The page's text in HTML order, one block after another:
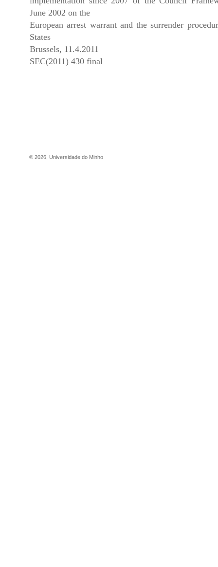
June 2002 on the
European arrest warrant and the surrender
States
Brussels, 11.4.2011
SEC(2011) 430 final
© 2026 Universidade do Minho